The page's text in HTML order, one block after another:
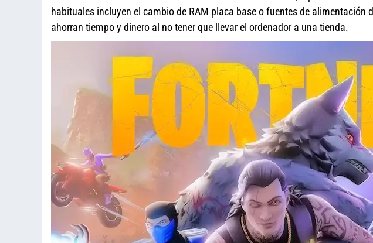
habituales incluyen el cambio de RAM placa base o fuentes de alimentación
ahorran tiempo y dinero al no tener que llevar el ordenador a una tienda.